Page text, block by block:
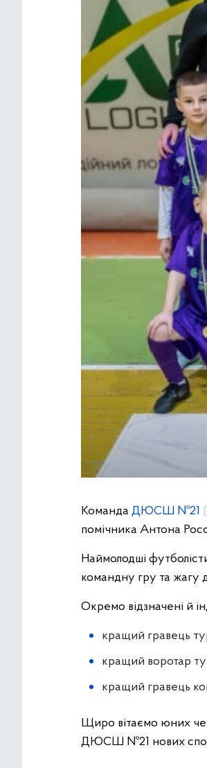
Команда ДЮСШ №21
помічника Антона
Наймолодші
командну гру та жагу
Окремо відзначені й
кращий гравець
кращий воротар
кращий гравець
Щиро вітаємо юних
ДЮСШ №21 нових